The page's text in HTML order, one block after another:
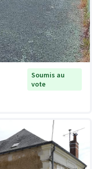
Soumis au
vote